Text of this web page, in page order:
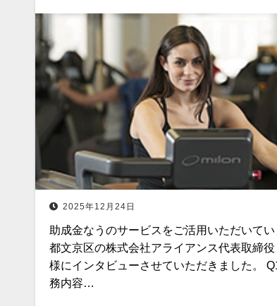
2025年12月24日
助成金なうのサービスをご活用いただいて
都文京区の株式会社アライアンス代表取
様にインタビューさせていただきました。
務内容…